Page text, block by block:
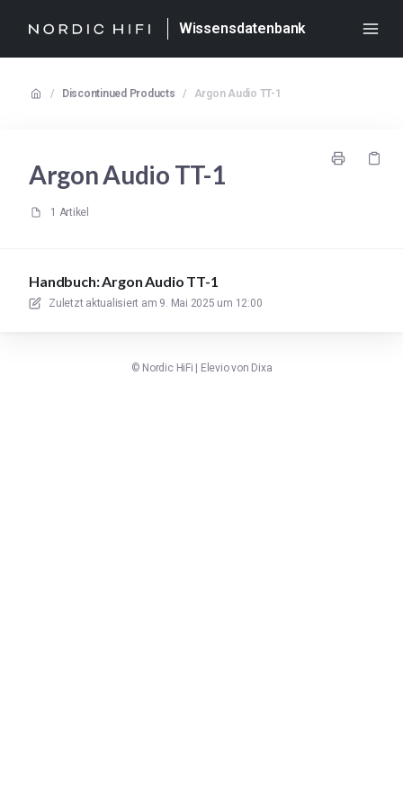
Wissensdatenbank
/ Discontinued Products / Argon Audio TT-1
Argon Audio TT-1
1 Artikel
Handbuch: Argon Audio TT-1
Zuletzt aktualisiert am 9. Mai 2025 um 12:00
© Nordic HiFi Elevio von Dixa